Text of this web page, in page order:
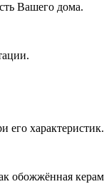
Вашего дома.
его характеристик.
обожжённая